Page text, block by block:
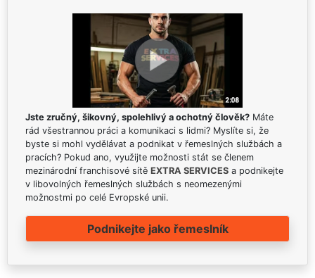
Jste zručný, šikovný, spolehlivý a ochotný člověk? Máte
rád všestrannou práci a komunikaci s lidmi? Myslíte si, že
byste si mohl vydělávat a podnikat v řemeslných službách a
pracích? Pokud ano, využijte možnosti stát se členem
mezinárodní franchisové sítě EXTRA SERVICES a podnikejte
v libovolných řemeslných službách s neomezenými
možnostmi po celé Evropské unii.
Podnikejte jako řemeslník